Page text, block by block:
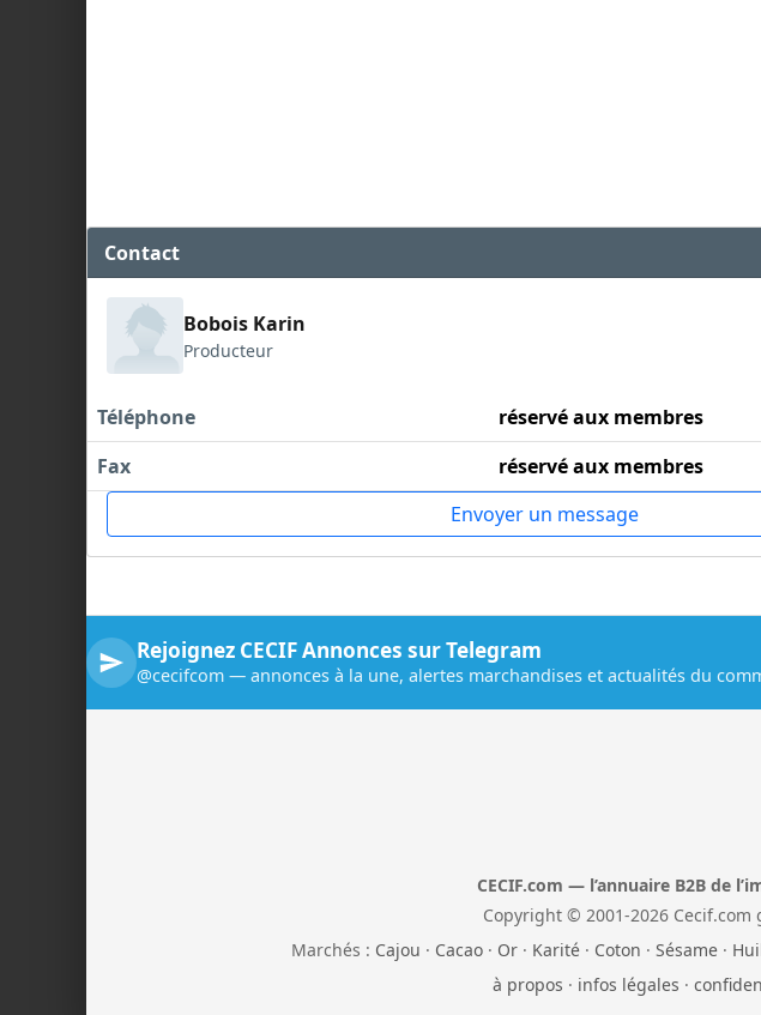
Contact
Bobois Karin
Producteur
Téléphone
réservé aux membres
Fax
réservé aux membres
Envoyer un message
Rejoignez CECIF Annonces sur Telegram
@cecifcom — annonces à la une, alertes marchandises et actualités du
CECIF.com — l’annuaire B2B de
Copyright © 2001-2026 Cecif.com
Marchés : Cajou · Cacao· Or· Karité· Coton · Sésame·
à propos · infos légales ·